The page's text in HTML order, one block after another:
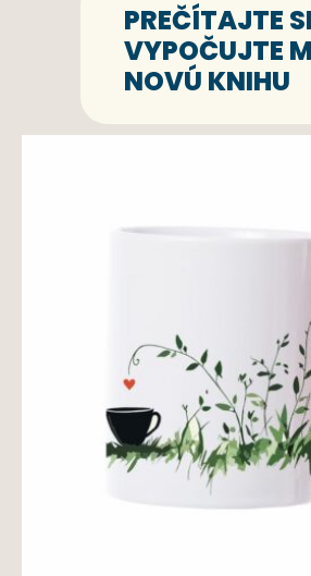
PREČÍTAJTE
VYPOČUJTE
NOVÚ KNIHU